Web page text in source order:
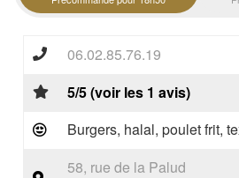
06.02.85.76.19
5/5 (voir les 1 avis)
Burgers, halal, poulet frit,
58, rue de la Palud